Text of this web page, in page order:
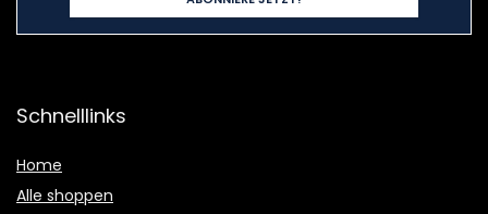
Schnelllinks
Home
Alle shoppen